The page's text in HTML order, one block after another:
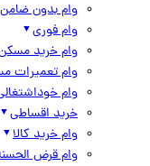
وام بدون ضامن
وام فوری
وام خرید مسکن
وام تعمیرات مسکن
وام خوداشتغالی
خرید اقساطی
وام خرید کالا
وام قرض الحسنه